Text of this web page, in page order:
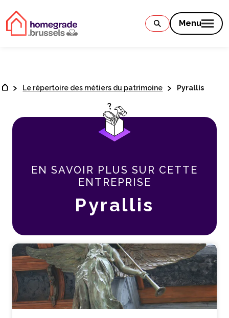
Menu
Le répertoire des métiers du patrimoine Pyrallis
EN SAVOIR PLUS SUR CETTE
ENTREPRISE
Pyrallis